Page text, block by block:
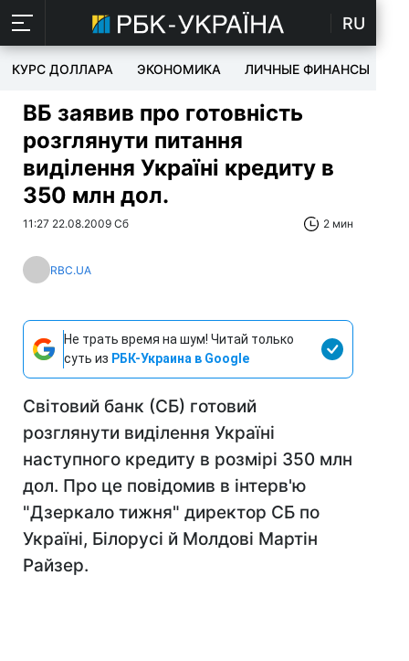
RU
КУРС ДОЛЛАРА ЭКОНОМИКА ЛИЧНЫЕ ФИНАНСЫ
ВБ заявив про готовність
розглянути питання
виділення Україні кредиту в
350 млн дол.
11:27 22.08.2009 Сб 2 мин
RBC.UA
Не трать время на шум! Читай только
суть из РБК-Украина в Google
Світовий банк (СБ) готовий
розглянути виділення Україні
наступного кредиту в розмірі 350 млн
дол. Про це повідомив в інтерв'ю
"Дзеркало тижня" директор СБ по
Україні, Білорусі й Молдові Мартін
Райзер.